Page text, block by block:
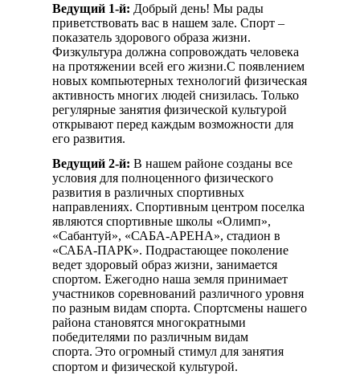
Ведущий 1-й: Добрый день! Мы рады
приветствовать вас в нашем зале. Спорт –
показатель здорового образа жизни.
Физкультура должна сопровождать человека
на протяжении всей его жизни.С появлением
новых компьютерных технологий физическая
активность многих людей снизилась. Только
регулярные занятия физической культурой
открывают перед каждым возможности для
его развития.
Ведущий 2-й: В нашем районе созданы все
условия для полноценного физического
развития в различных спортивных
направлениях. Спортивным центром поселка
являются спортивные школы «Олимп»,
«Сабантуй», «САБА-АРЕНА», стадион в
«САБА-ПАРК». Подрастающее поколение
ведет здоровый образ жизни, занимается
спортом. Ежегодно наша земля принимает
участников соревнований различного уровня
по разным видам спорта. Спортсмены нашего
района становятся многократными
победителями по различным видам
спорта. Это огромный стимул для занятия
спортом и физической культурой.